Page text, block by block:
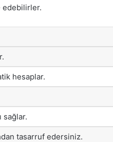
edebilirler.
hesaplar.
sağlar.
tasarruf edersiniz.